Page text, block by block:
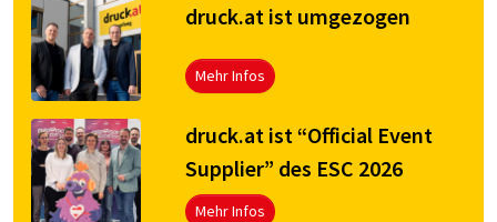
druck.at ist umgezogen
Mehr Infos
druck.at ist “Official Event
Supplier” des ESC 2026
Mehr Infos